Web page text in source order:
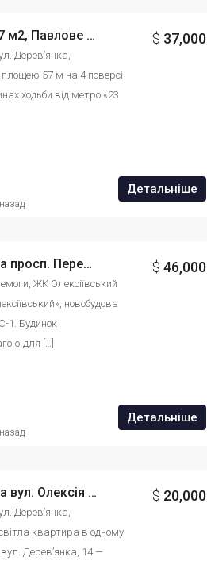
Продам 3 кімнатну квартиру 57 м2, Павлове Поле, вул. Дерев’янка id: 88754649132436 $ 37,000
Дерев’янка,
57 м на 4 поверсі
ходьби від метро «23
Детальніше
Продаж 2к квартири 54 кв. м на просп. Перемоги 66Л id: 858961236486 $ 46,000
ЖК Олексіївський
новобудова
1. Будинок
для […]
Детальніше
Продаж 1к квартири 38 кв. м на вул. Олексія Дерев’янка id: 8879645421364 $ 20,000
Дерев’янка,
квартира в одному
Дерев’янка, 14 —